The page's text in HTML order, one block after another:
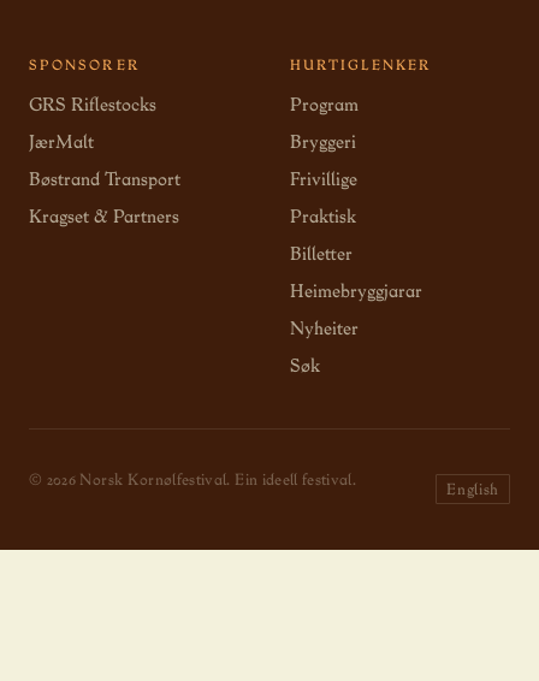
SPONSORER
GRS Riflestocks
JærMalt
Bøstrand Transport
Kragset & Partners
HURTIGLENKER
Program
Bryggeri
Frivillige
Praktisk
Billetter
Heimebryggjarar
Nyheiter
Søk
© 2026 Norsk Kornølfestival. Ein ideell festival.
English